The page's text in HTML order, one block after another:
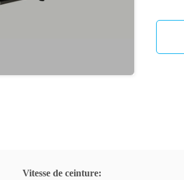
Vitesse de ceinture: